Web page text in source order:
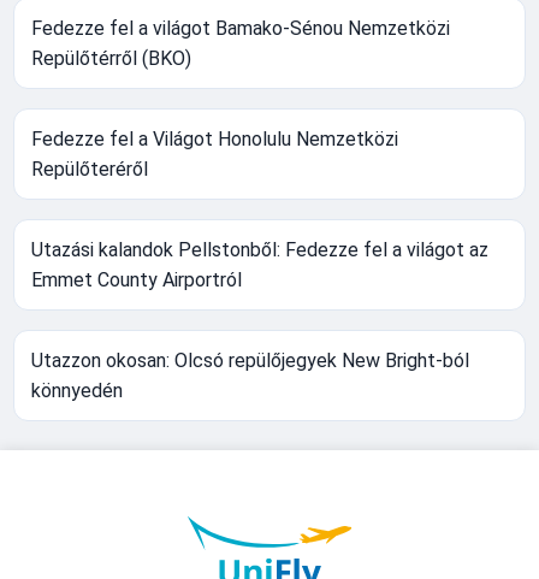
Fedezze fel a világot Bamako-Sénou Nemzetközi
Repülőtérről (BKO)
Fedezze fel a Világot Honolulu Nemzetközi
Repülőteréről
Utazási kalandok Pellstonből: Fedezze fel a világot az
Emmet County Airportról
Utazzon okosan: Olcsó repülőjegyek New Bright-ból
könnyedén